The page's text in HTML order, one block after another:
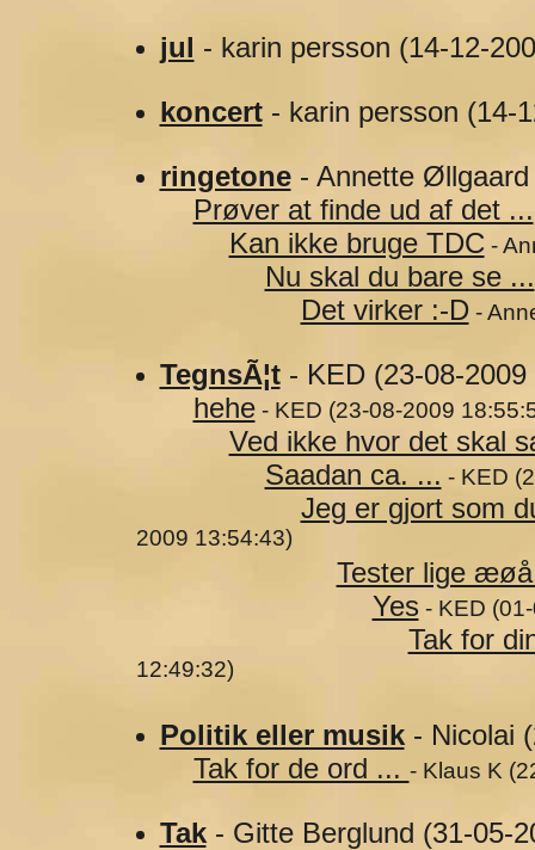
jul - karin persson (14-12-
koncert- karin persson (14-
ringetone- Annette Øllgaard
Prøver at finde ud af det ...
Kan ikke bruge TDC -
Nu skal du bare se ...
Det virker :-D-
TegnsÃ¦t- KED (23-08-2009
hehe- KED (23-08-2009
Ved ikke hvor det skal
Saadan ca. ... - KED
Jeg er gjort som
2009 13:54:43)
Tester lige
Yes - KED
Tak for
12:49:32)
Politik eller musik- Nicolai
Tak for de ord ... - Klaus K
Tak- Gitte Berglund (31-05-